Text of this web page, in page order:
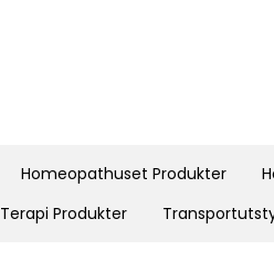
Homeopathuset Produkter
Terapi Produkter